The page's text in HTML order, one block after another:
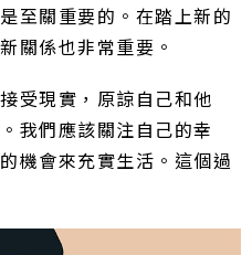
至關重要的。在踏上新的
關係也非常重要。
受現實，原諒自己和他
我們應該關注自己的幸
機會來充實生活。這個過